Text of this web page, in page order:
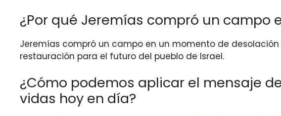
¿Por qué Jeremías compró un campo
Jeremías compró un campo en un momento de
restauración para el futuro del pueblo de Israel.
¿Cómo podemos aplicar el mensaje
vidas hoy en día?